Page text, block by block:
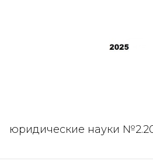
юридические науки